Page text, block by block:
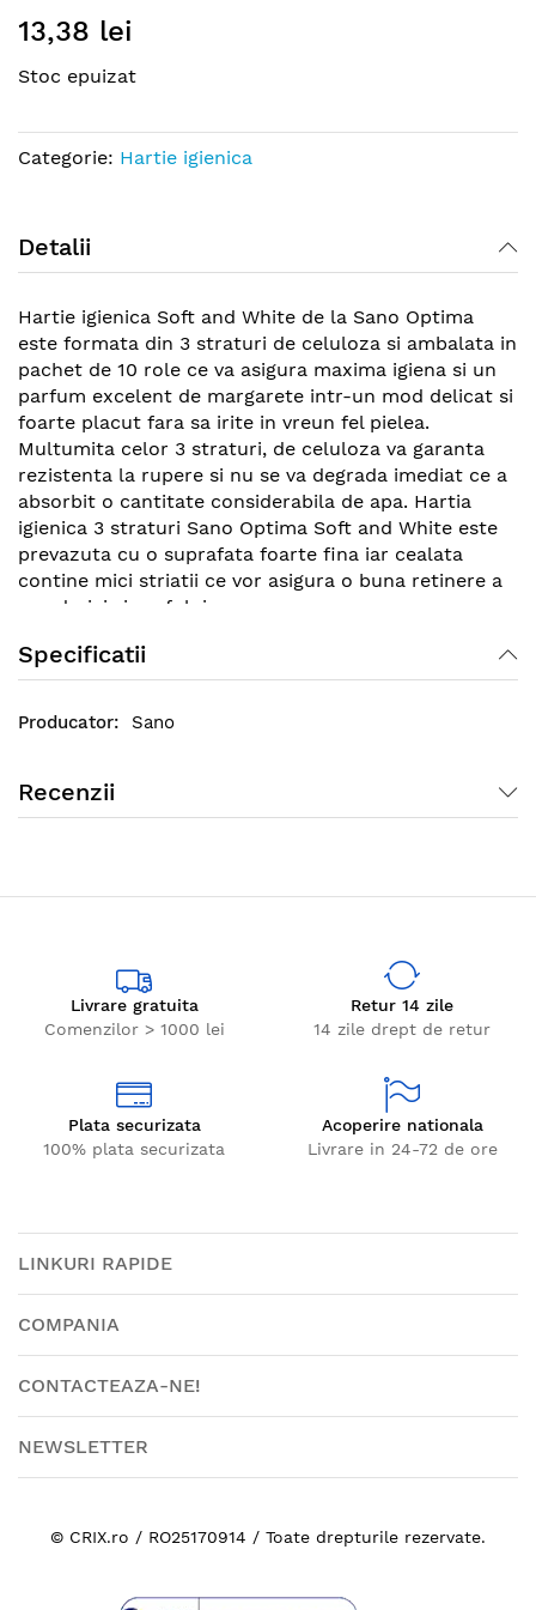
to
beginning
the
images
13,38 lei
Stoc epuizat
Categorie: Hartie igienica
Detalii
Hartie igienica Soft and White de la Sano Optima
este formata din 3 straturi de celuloza si ambalata in
pachet de 10 role ce va asigura maxima igiena si un
parfum excelent de margarete intr-un mod delicat si
foarte placut fara sa irite in vreun fel pielea.
Multumita celor 3 straturi, de celuloza va garanta
rezistenta la rupere si nu se va degrada imediat ce a
absorbit o cantitate considerabila de apa. Hartia
igienica 3 straturi Sano Optima Soft and White este
prevazuta cu o suprafata foarte fina iar cealata
contine mici striatii ce vor asigura o buna retinere a
murdariei si prafului.
Specificatii
Sano
Recenzii
Livrare gratuita
Comenzilor > 1000 lei
Retur 14 zile
14 zile drept de retur
Plata securizata
100% plata securizata
Acoperire nationala
Livrare in 24-72 de ore
LINKURI RAPIDE
COMPANIA
CONTACTEAZA-NE!
NEWSLETTER
© CRIX.ro / RO25170914 / Toate drepturile rezervate.